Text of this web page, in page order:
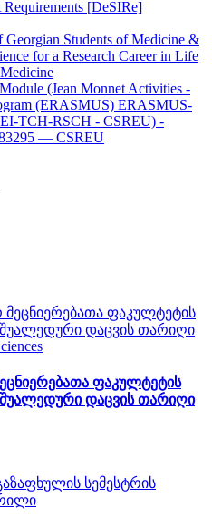
[DeSIRe]
Georgian Students of Medicine &
for a Research Career in Life
(Jean Monnet Activities -
(ERASMUS) ERASMUS-
TCH-RSCH - CSREU) -
— CSREU
ფაკულტეტის
დაცვის თარიღი